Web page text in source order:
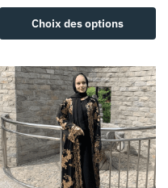
Choix des options